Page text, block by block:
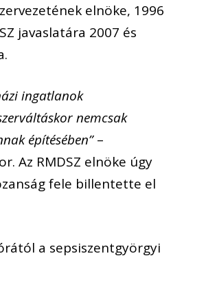
elnöke, 1996
javaslatára 2007 és
ingatlanok
nemcsak
építésében”–
Az RMDSZ elnöke úgy
fele billentette el
a sepsiszentgyörgyi